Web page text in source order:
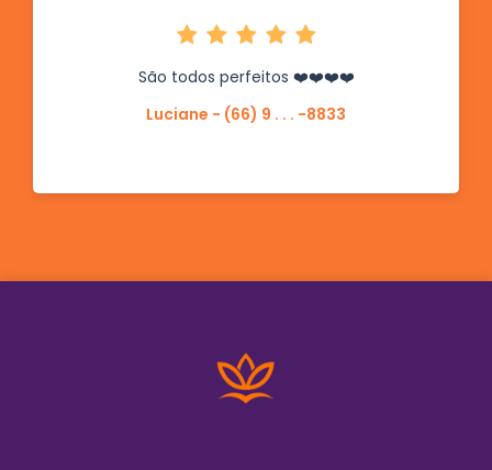
São todos perfeitos ❤️❤️❤️❤️
Luciane - (66) 9 . . . -8833